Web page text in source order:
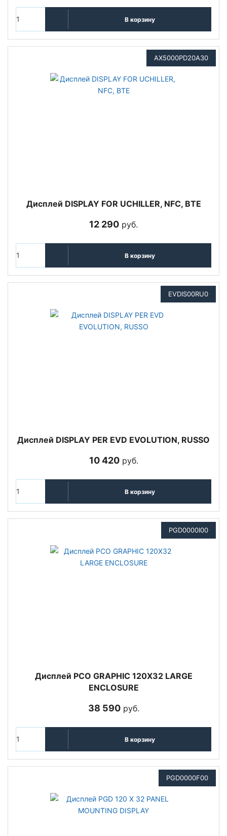
В корзину
AX5000PD20A30
Дисплей DISPLAY FOR UCHILLER, NFC, BTE
12 290 руб.
В корзину
EVDIS00RU0
Дисплей DISPLAY PER EVD EVOLUTION, RUSSO
10 420руб.
В корзину
PGD0000I00
Дисплей PCO GRAPHIC 120X32 LARGE
ENCLOSURE
38 590руб.
В корзину
PGD0000F00